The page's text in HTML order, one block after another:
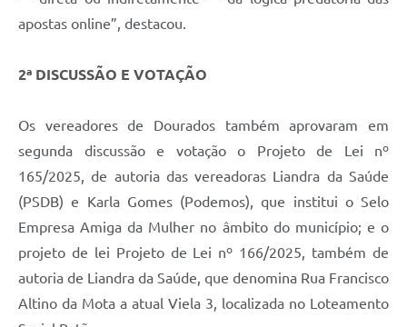
apostas online”, destacou.
2ª DISCUSSÃO E VOTAÇÃO
Os vereadores de Dourados também aprovaram em
segunda discussão e votação o Projeto de Lei nº
165/2025, de autoria das vereadoras Liandra da Saúde
(PSDB) e Karla Gomes (Podemos), que institui o Selo
Empresa Amiga da Mulher no âmbito do município; e o
projeto de lei Projeto de Lei nº 166/2025, também de
autoria de Liandra da Saúde, que denomina Rua Francisco
Altino da Mota a atual Viela 3, localizada no Loteamento